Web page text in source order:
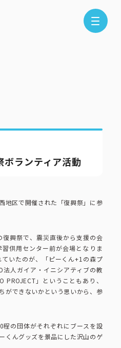
代表挨拶
ボランティア活動
地区で開催された「復興祭」に参
興祭で、震災直後から支援の会
供用センター前が会場となりま
いたのが、「ピーくん+1の森プ
人ガイア・イニシアティブの教
PROJECT」ということもあり、
ができないかという思いから、参
の団体がそれぞれにブースを設
くんグッズを景品にした沢山のゲ